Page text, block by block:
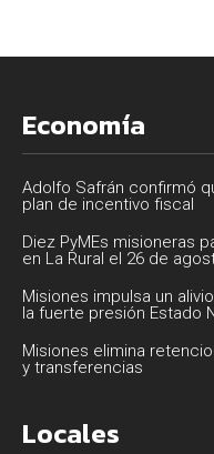
Economía
Adolfo Safrán confirmó
plan de incentivo fiscal
Diez PyMEs misioneras
en La Rural el 26 de
Misiones impulsa un
la fuerte presión Estado
Misiones elimina
y transferencias
Locales